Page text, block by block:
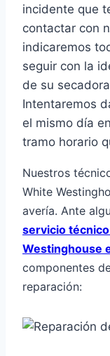
incidente que
contactar con
indicaremos
seguir con la
de su
Intentaremos
el mismo día
tramo horario
Nuestros
White
avería. Ante
servicio
Westinghouse
componentes
reparación: